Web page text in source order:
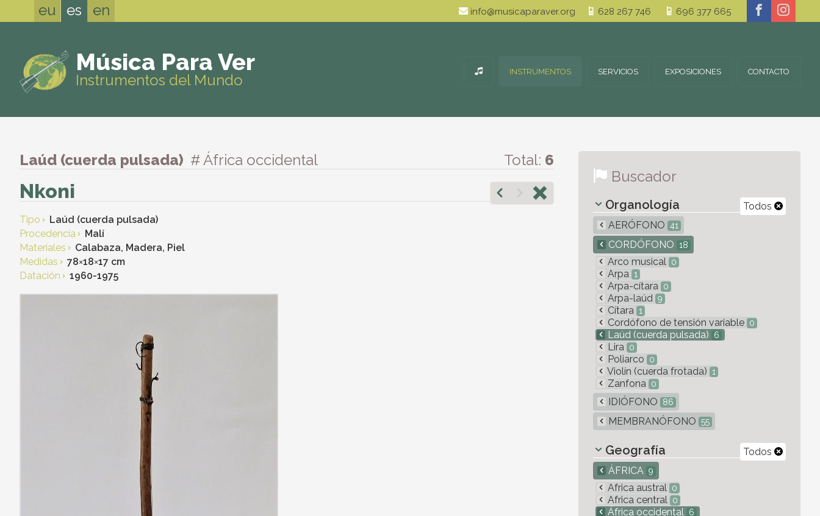
eu es en info@musicaparaver.org 628 267 746 696 377 665
Música Para Ver
Instrumentos del Mundo INSTRUMENTOS SERVICIOS EXPOSICIONES CONTACTO
Laúd (cuerda pulsada) # África occidental Total: 6
Nkoni
Tipo
Laúd (cuerda pulsada)
Procedencia
Malí
Materiales
Calabaza, Madera, Piel
Medidas
78×18×17 cm
Datación
1960-1975
Buscador
Todos
Organología
AERÓFONO 41
CORDÓFONO 18
Arco musical 0
Arpa 1
Arpa-cítara 0
Arpa-laúd 9
Cítara 1
Cordófono de tensión variable 0
Laúd (cuerda pulsada) 6
Lira 0
Poliarco 0
Violín (cuerda frotada) 1
Zanfona 0
IDIÓFONO 86
MEMBRANÓFONO 55
Todos
Geografía
ÁFRICA 9
Africa austral 0
Africa central 0
África occidental 6